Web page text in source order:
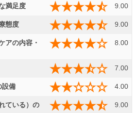
満足度 9.00
態度 9.00
アの内容・
8.00
7.00
設備 4.00
ている）の
9.00